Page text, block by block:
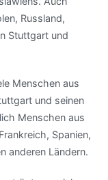
Russland,
Stuttgart und
Menschen aus
und seinen
Menschen aus
Spanien,
anderen Ländern.